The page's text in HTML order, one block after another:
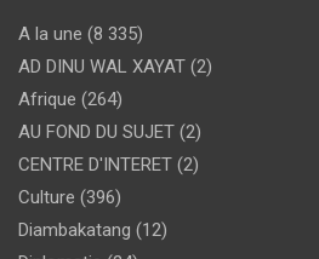
A la une (8 335)
AD DINU WAL XAYAT (2)
Afrique (264)
AU FOND DU SUJET (2)
CENTRE D'INTERET (2)
Culture (396)
Diambakatang (12)